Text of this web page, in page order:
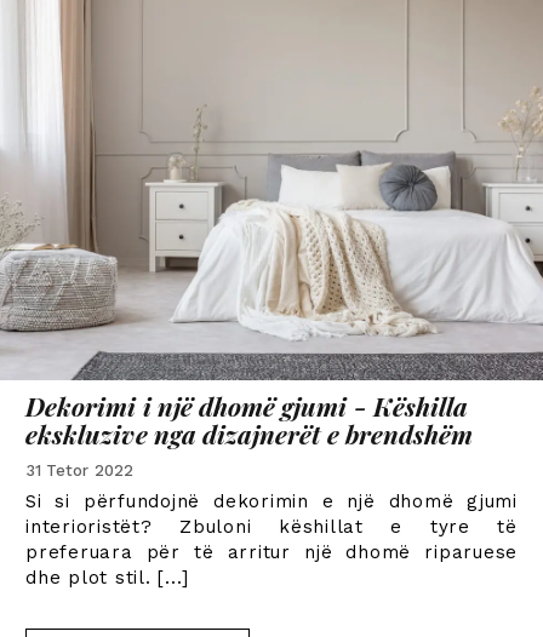
Dekorimi i një dhomë gjumi - Këshilla
ekskluzive nga dizajnerët e brendshëm
31 Tetor 2022
Si si përfundojnë dekorimin e një dhomë gjumi
interioristët? Zbuloni këshillat e tyre të
preferuara për të arritur një dhomë riparuese
dhe plot stil. [...]